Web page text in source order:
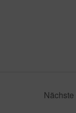
Nächste